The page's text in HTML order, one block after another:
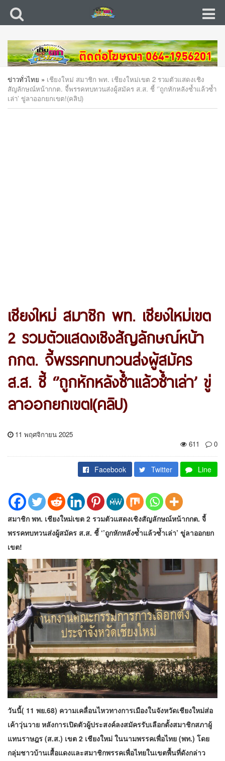
ข่าวทั่วไทย » เชียงใหม่ สมาชิก พท. เชียงใหม่เขต 2 รวมตัวแสดงเชิง
สัญลักษณ์หน้ากกต. จี้พรรคทบทวนส่งผู้สมัคร ส.ส. ชี้ ‘’ถูกหักหลังซ้ำแล้วซ้ำ
เล่า’ ขู่ลาออกยกเขต!(คลิป)
เชียงใหม่ สมาชิก พท. เชียงใหม่เขต
2 รวมตัวแสดงเชิงสัญลักษณ์หน้า
กกต. จี้พรรคทบทวนส่งผู้สมัคร
ส.ส. ชี้ ‘’ถูกหักหลังซ้ำแล้วซ้ำเล่า’ ขู่
ลาออกยกเขต!(คลิป)
11 พฤศจิกายน 2025
611
0
Facebook Twitter Line
สมาชิก พท. เชียงใหม่เขต 2 รวมตัวแสดงเชิงสัญลักษณ์หน้ากกต. จี้
พรรคทบทวนส่งผู้สมัคร ส.ส. ชี้ ‘’ถูกหักหลังซ้ำแล้วซ้ำเล่า’ ขู่ลาออกยก
เขต!
วันนี้( 11 พย.68) ความเคลื่อนไหวทางการเมืองในจังหวัดเชียงใหม่ส่อ
เค้าวุ่นวาย หลังการเปิดตัวผู้ประสงค์ลงสมัครรับเลือกตั้งสมาชิกสภาผู้
แทนราษฎร (ส.ส.) เขต 2 เชียงใหม่ ในนามพรรคเพื่อไทย (พท.) โดย
กลุ่มชาวบ้านเสื้อแดงและสมาชิกพรรคเพื่อไทยในเขตพื้นที่ดังกล่าว